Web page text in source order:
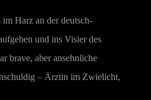
Harz an der deutsch-
und ins Visier des
brave, aber ansehnliche
– Ärztin im Zwielicht,